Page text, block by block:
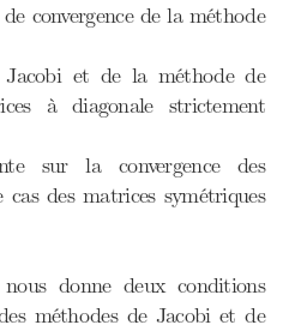
convergence de la méthode
et de la méthode de
à diagonale strictement
sur la convergence des
des matrices symétriques
donne deux conditions
méthodes de Jacobi et de